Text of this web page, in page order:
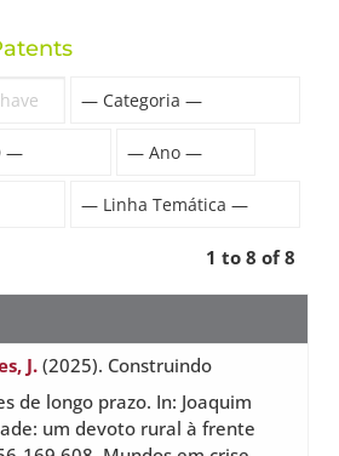
1 to 8 of 8
J.(2025). Construindo
de longo prazo. In: Joaquim
um devoto rural à frente